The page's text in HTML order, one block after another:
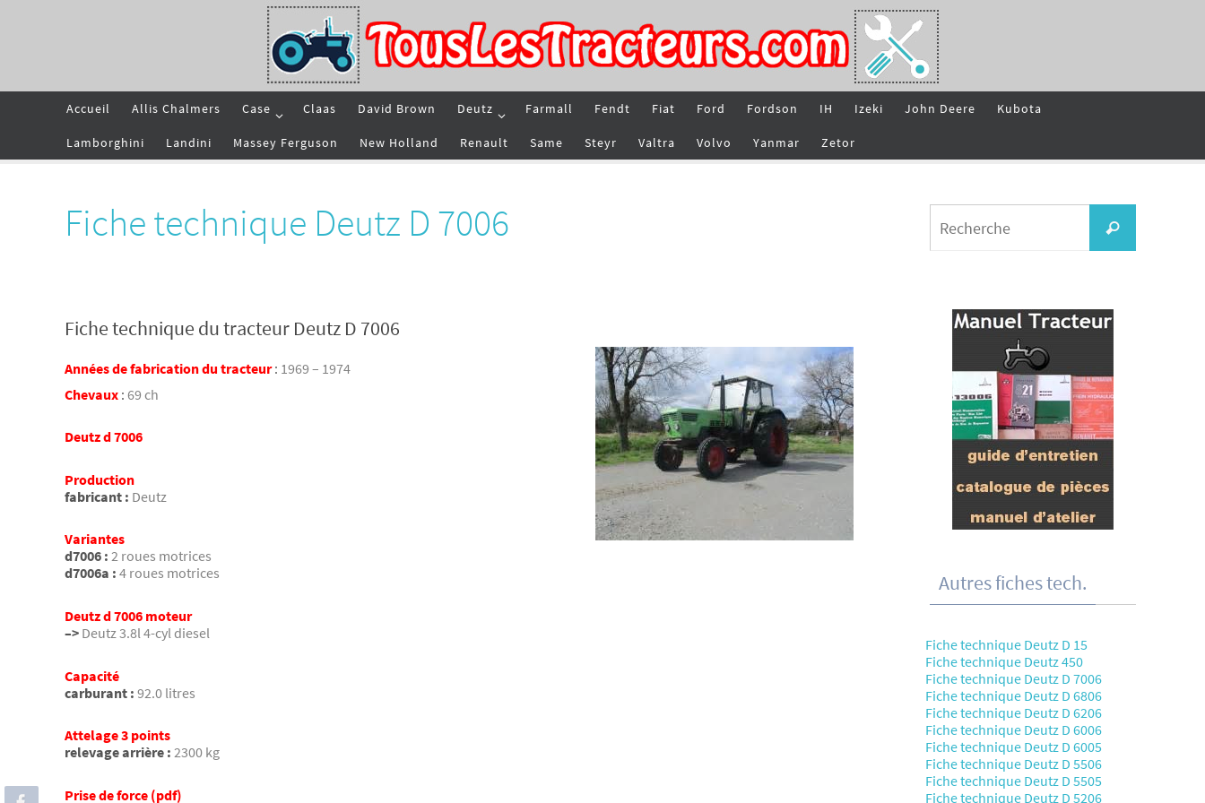
Accueil Allis Chalmers Case Claas David Brown Deutz Farmall Fendt Fiat Ford Fordson IH Izeki John Deere Kubota
Lamborghini Landini Massey Ferguson New Holland Renault Same Steyr Valtra Volvo Yanmar Zetor
Fiche technique Deutz D 7006
Fiche technique du tracteur Deutz D 7006
Années de fabrication du tracteur: 1969 – 1974
Chevaux : 69 ch
Deutz d 7006
Production
fabricant : Deutz
Variantes
d7006 : 2 roues motrices
d7006a : 4 roues motrices
Deutz d 7006 moteur
–> Deutz 3.8l 4-cyl diesel
Capacité
carburant : 92.0 litres
Attelage 3 points
relevage arrière : 2300 kg
Prise de force (pdf)
Recherche
Autres fiches tech.
Fiche technique Deutz D 15
Fiche technique Deutz 450
Fiche technique Deutz D 7006
Fiche technique Deutz D 6806
Fiche technique Deutz D 6206
Fiche technique Deutz D 6006
Fiche technique Deutz D 6005
Fiche technique Deutz D 5506
Fiche technique Deutz D 5505
Fiche technique Deutz D 5206